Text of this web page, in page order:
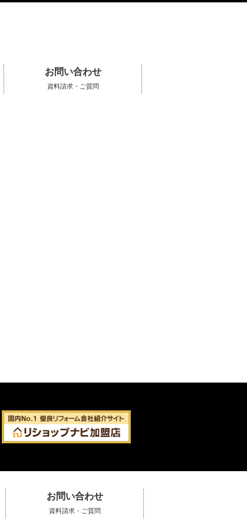
お問い合わせ
資料請求・ご質問
お問い合わせ
資料請求・ご質問